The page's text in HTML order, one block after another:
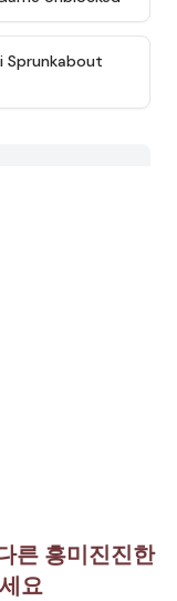
★
Sprunkabout
른 흥미진진한
요